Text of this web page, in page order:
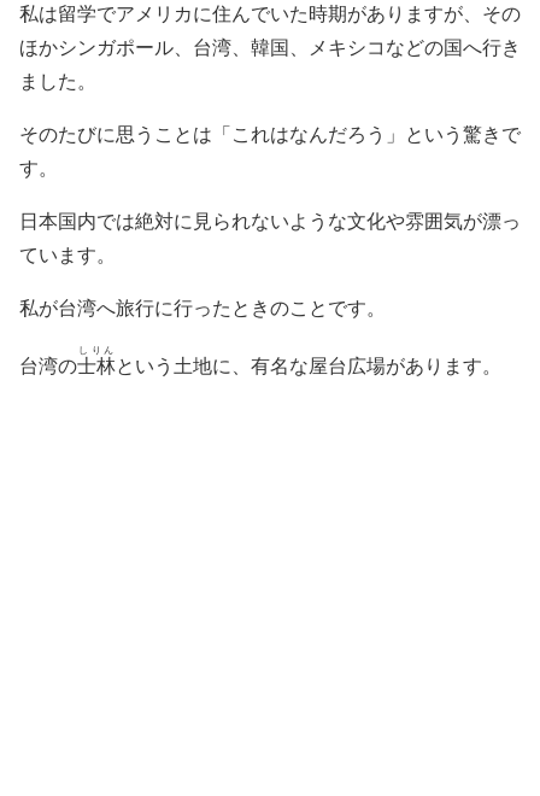
私は留学でアメリカに住んでいた時期がありますが、その
ほかシンガポール、台湾、韓国、メキシコなどの国へ行き
ました。
そのたびに思うことは「これはなんだろう」という驚きで
す。
日本国内では絶対に見られないような文化や雰囲気が漂っ
ています。
私が台湾へ旅行に行ったときのことです。
台湾の士林
しりん
という土地に、有名な屋台広場があります。